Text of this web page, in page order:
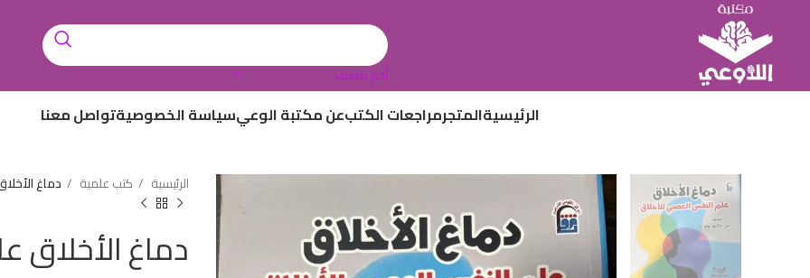
أختر تصنيف
الرئيسيةالمتجرمراجعات الكتبعن مكتبة الوعيسياسة الخصوصيةتواصل معنا
الرئيسية كتب علمية دماغ
دماغ الأخلاق